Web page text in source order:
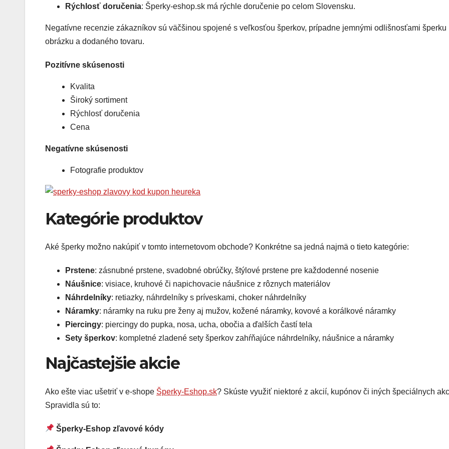
Rýchlosť doručenia: Šperky-eshop.sk má rýchle doručenie po celom Slovensku.
Negatívne recenzie zákazníkov sú väčšinou spojené s veľkosťou šperkov, prípadne jemnými odlišnosťami šperku
obrázku a dodaného tovaru.
Pozitívne skúsenosti
Kvalita
Široký sortiment
Rýchlosť doručenia
Cena
Negatívne skúsenosti
Fotografie produktov
Kategórie produktov
Aké šperky možno nakúpiť v tomto internetovom obchode? Konkrétne sa jedná najmä o tieto kategórie:
Prstene: zásnubné prstene, svadobné obrúčky, štýlové prstene pre každodenné nosenie
Náušnice: visiace, kruhové či napichovacie náušnice z rôznych materiálov
Náhrdelníky: retiazky, náhrdelníky s príveskami, choker náhrdelníky
Náramky: náramky na ruku pre ženy aj mužov, kožené náramky, kovové a korálkové náramky
Piercingy: piercingy do pupka, nosa, ucha, obočia a ďalších častí tela
Sety šperkov: kompletné zladené sety šperkov zahŕňajúce náhrdelníky, náušnice a náramky
Najčastejšie akcie
Ako ešte viac ušetriť v e-shope Šperky-Eshop.sk? Skúste využiť niektoré z akcií, kupónov či iných špeciálnych
Spravidla sú to:
Šperky-Eshop zľavové kódy